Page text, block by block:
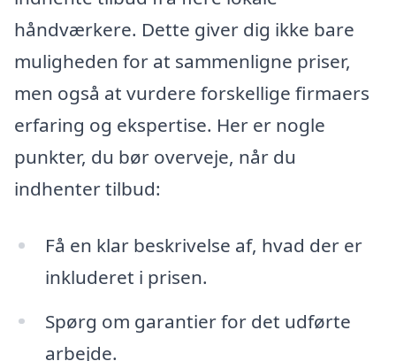
håndværkere. Dette giver dig ikke bare
muligheden for at sammenligne priser,
men også at vurdere forskellige firmaers
erfaring og ekspertise. Her er nogle
punkter, du bør overveje, når du
indhenter tilbud:
Få en klar beskrivelse af, hvad der er
inkluderet i prisen.
Spørg om garantier for det udførte
arbejde.